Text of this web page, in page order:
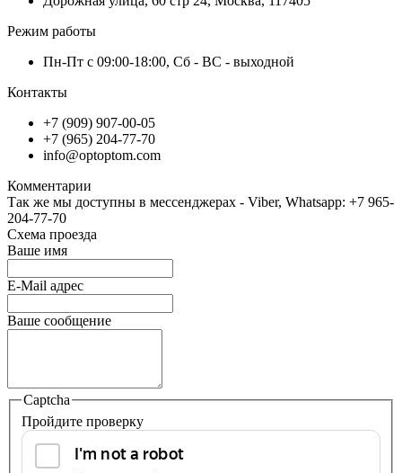
Режим работы
Пн-Пт с 09:00-18:00, Сб - ВС - выходной
Контакты
+7 (909) 907-00-05
+7 (965) 204-77-70
info@optoptom.com
Комментарии
Так же мы доступны в мессенджерах - Viber, Whatsapp: +7 965-
204-77-70
Схема проезда
Ваше имя
E-Mail адрес
Ваше сообщение
Captcha
Пройдите проверку